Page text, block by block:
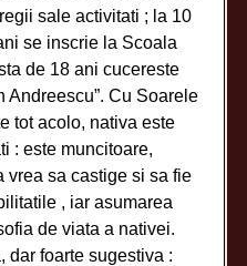
sale activitati ; la 10
se inscrie la Scoala
de 18 ani cucereste
Andreescu”. Cu Soarele
tot acolo, nativa este
: este muncitoare,
vrea sa castige si sa fie
, iar asumarea
de viata a nativei.
dar foarte sugestiva :